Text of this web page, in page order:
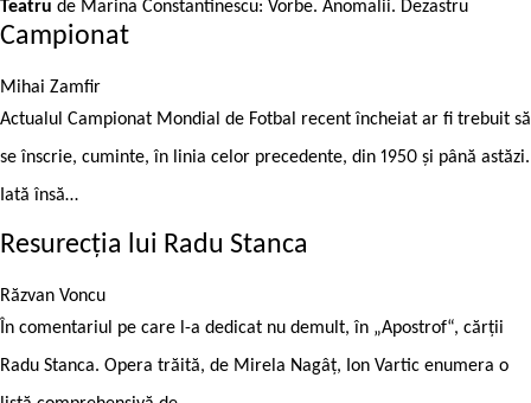
Teatru de Marina Constantinescu: Vorbe. Anomalii. Dezastru
Campionat
Mihai Zamfir
Actualul Campionat Mondial de Fotbal recent încheiat ar fi trebuit să
se înscrie, cuminte, în linia celor precedente, din 1950 și până astăzi.
Iată însă…
Resurecția lui Radu Stanca
Răzvan Voncu
În comentariul pe care l-a dedicat nu demult, în „Apostrof“, cărții
Radu Stanca. Opera trăită, de Mirela Nagâț, Ion Vartic enumera o